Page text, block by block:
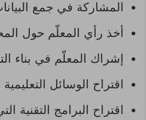
المشاركة في جمع
أخذ رأي المعلّم حول
إشراك المعلّم في بناء
اقتراح الوسائل
اقتراح البرامج التقنية